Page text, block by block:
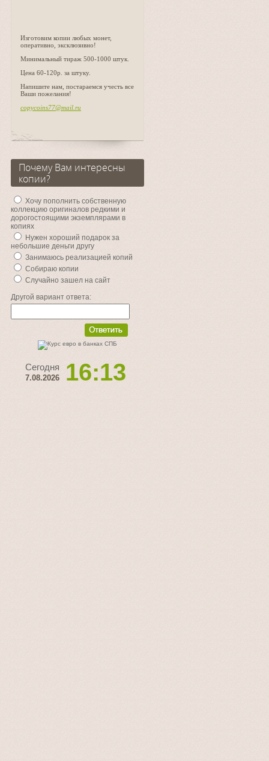
Изготовим копии любых монет,
оперативно, эксклюзивно!
Минимальный тираж 500-1000 штук.
Цена 60-120р. за штуку.
Напишите нам, постараемся учесть все
Ваши пожелания!
copycoins77@mail.ru
Почему Вам интересны
копии?
Хочу пополнить собственную
коллекцию оригиналов редкими и
дорогостоящими экземплярами в
копиях
Нужен хороший подарок за
небольшие деньги другу
Занимаюсь реализацией копий
Собираю копии
Случайно зашел на сайт
Другой вариант ответа:
Сегодня
7.08.2026 16:13